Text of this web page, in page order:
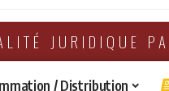
JURIDIQUE
/ Distribution